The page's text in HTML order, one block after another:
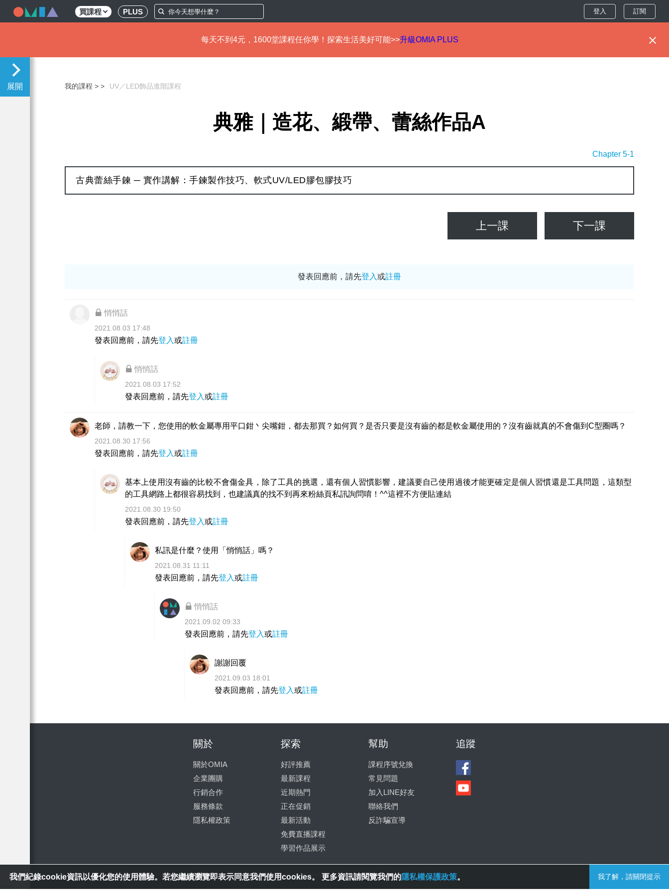
買課程 PLUS 登入 訂閱
每天不到4元，1600堂課程任你學！探索生活美好可能>>升級OMIA PLUS
我的課程 > UV／LED飾品進階課程
典雅｜造花、緞帶、蕾絲作品A
Chapter 5-1
古典蕾絲手鍊 ─ 實作講解：手鍊製作技巧、軟式UV/LED膠包膠技巧
上一課 下一課
發表回應前，請先登入或註冊
悄悄話
2021.08.03 17:48
發表回應前，請先登入或註冊
悄悄話
2021.08.03 17:52
發表回應前，請先登入或註冊
老師，請教一下，您使用的軟金屬專用平口鉗丶尖嘴鉗，都去那買？如何買？是否只要是沒有齒的都是軟金屬使用的？沒有齒就真的不會傷到C型圈嗎？
2021.08.30 17:56
發表回應前，請先登入或註冊
基本上使用沒有齒的比較不會傷金具，除了工具的挑選，還有個人習慣影響，建議要自己使用過後才能更確定是個人習慣還是工具問題，這類型
的工具網路上都很容易找到，也建議真的找不到再來粉絲頁私訊詢問唷！^^這裡不方便貼連結
2021.08.30 19:50
發表回應前，請先登入或註冊
私訊是什麼？使用「悄悄話」嗎？
2021.08.31 11:11
發表回應前，請先登入或註冊
悄悄話
2021.09.02 09:33
發表回應前，請先登入或註冊
謝謝回覆
2021.09.03 18:01
發表回應前，請先登入或註冊
關於
關於OMIA
企業團購
行銷合作
服務條款
隱私權政策
探索
好評推薦
最新課程
近期熱門
正在促銷
最新活動
免費直播課程
學習作品展示
幫助
課程序號兌換
常見問題
加入LINE好友
聯絡我們
反詐騙宣導
追蹤
© 2025 Spring House Entertainment Tech. Inc. All Rights Reserved.
我們紀錄cookie資訊以優化您的使用體驗。若您繼續瀏覽即表示同意我們使用cookies。 更多資訊請閱覽我們的隱私權保護政策。 我了解，請關閉提示